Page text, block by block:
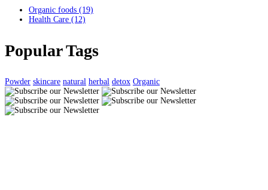
Organic foods (19)
Health Care (12)
Popular Tags
Powder skincare natural herbal detox Organic